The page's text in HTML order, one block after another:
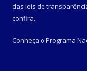
das leis de
confira.
Conheça o Programa